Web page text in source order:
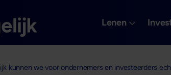
inhoud gaan
Lenen
Mogelijk Vastgoedfinancieringen
kunnen we voor ondernemers en investeerders